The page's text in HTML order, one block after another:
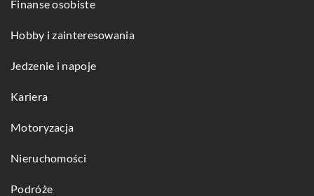
Finanse osobiste
Hobby i zainteresowania
Jedzenie i napoje
Kariera
Motoryzacja
Nieruchomości
Podróże